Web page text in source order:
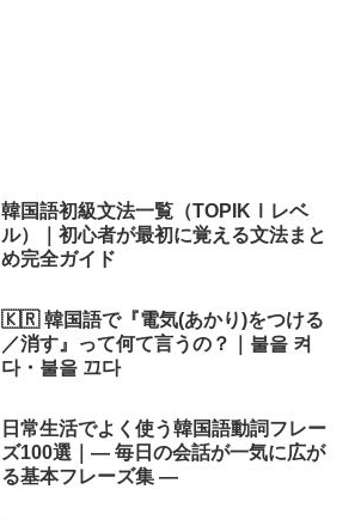
韓国語初級文法一覧（TOPIKⅠレベ
ル）｜初心者が最初に覚える文法まと
め完全ガイド
🇰🇷 韓国語で『電気(あかり)をつける
／消す』って何て言うの？｜불을 켜
다・불을 끄다
日常生活でよく使う韓国語動詞フレー
ズ100選｜― 毎日の会話が一気に広が
る基本フレーズ集 ―